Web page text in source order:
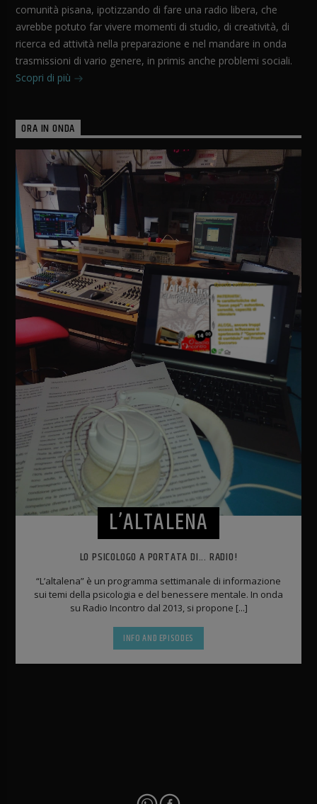
comunità pisana, ipotizzando di fare una radio libera, che
avrebbe potuto far vivere momenti di studio, di creatività, di
ricerca ed attività nella preparazione e nel mandare in onda
trasmissioni di vario genere, in primis anche problemi sociali.
Scopri di più
ORA IN ONDA
L’ALTALENA
LO PSICOLOGO A PORTATA DI... RADIO!
“L’altalena” è un programma settimanale di informazione
sui temi della psicologia e del benessere mentale. In onda
su Radio Incontro dal 2013, si propone [...]
INFO AND EPISODES